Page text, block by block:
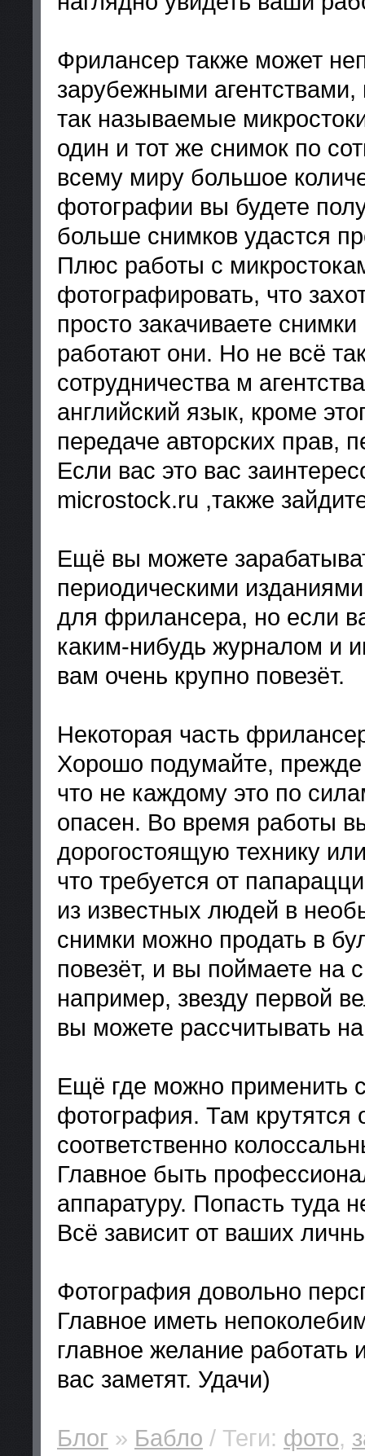
Фрилансер также может
зарубежными
так называемые
один и тот же снимок по
всему миру большое
фотографии вы будете
больше снимков удастся
Плюс работы с
фотографировать, что
просто закачиваете
работают они. Но не всё
сотрудничества м
английский язык, кроме
передаче авторских прав,
Если вас это вас
microstock.ru ,также
Ещё вы можете
периодическими
для фрилансера, но если
каким-нибудь журналом и
вам очень крупно повезёт.
Некоторая часть
Хорошо подумайте,
что не каждому это по
опасен. Во время работы
дорогостоящую технику
что требуется от
из известных людей в
снимки можно продать в
повезёт, и вы поймаете на
например, звезду первой
вы можете рассчитывать
Ещё где можно применить
фотография. Там крутятся
соответственно
Главное быть
аппаратуру. Попасть туда
Всё зависит от ваших
Фотография довольно
Главное иметь
главное желание работать
вас заметят. Удачи)
Блог » Бабло / Теги: фото,